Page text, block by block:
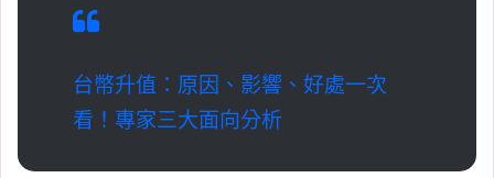
台幣升值：原因、影響、好處一次
看！專家三大面向分析